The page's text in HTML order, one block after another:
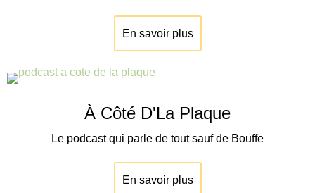
En savoir plus
À Côté D'La Plaque
Le podcast qui parle de tout sauf de Bouffe
En savoir plus